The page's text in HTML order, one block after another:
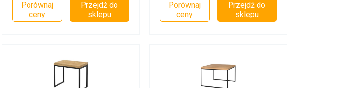
Porównaj
ceny
Przejdź do
sklepu
Porównaj
ceny
Przejdź do
sklepu